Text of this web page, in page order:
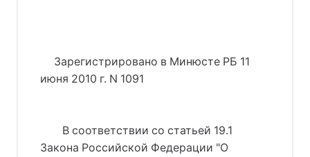
Зарегистрировано в Минюсте РБ 11
июня 2010 г. N 1091
В соответствии со статьей 19.1
Закона Российской Федерации "О